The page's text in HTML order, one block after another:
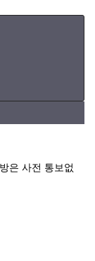
은 사전 통보없